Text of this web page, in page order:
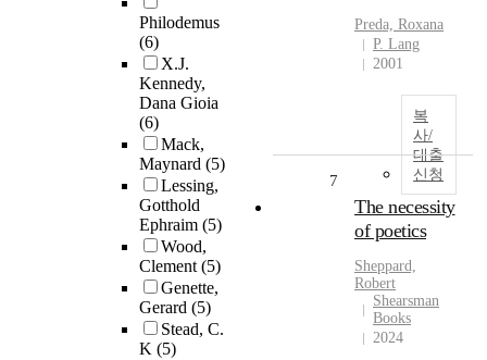
Philodemus
(6)
X.J.
Kennedy,
Dana Gioia
(6)
Mack,
Maynard (5)
Lessing,
Gotthold
Ephraim (5)
Wood,
Clement(5)
Genette,
Gerard (5)
Stead, C.
K (5)
Preda, Roxana
P. Lang
2001
복
사/
대출
신청
7
The necessity
of poetics
Sheppard,
Robert
Shearsman
Books
2024